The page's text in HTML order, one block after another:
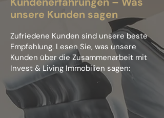
unsere Kunden sagen
Zufriedene Kunden sind unsere beste
Empfehlung. Lesen Sie, was unsere
Kunden über die Zusammenarbeit mit
Invest & Living Immobilien sagen: